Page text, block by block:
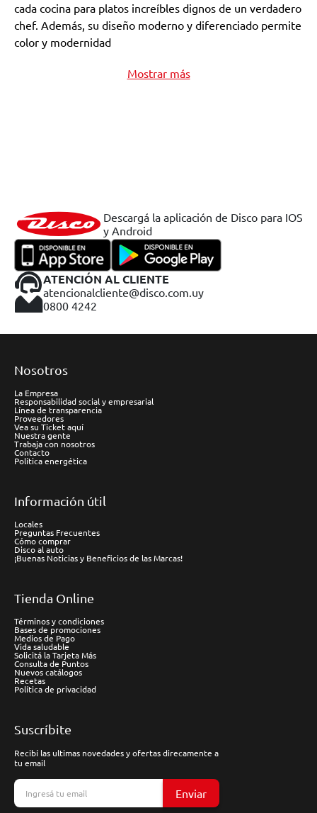
cada cocina para platos increíbles dignos de un verdadero
chef. Además, su diseño moderno y diferenciado permite
color y modernidad
Mostrar más
Descargá la aplicación de Disco para IOS
y Android
ATENCIÓN AL CLIENTE
atencionalcliente@disco.com.uy
0800 4242
Nosotros
La Empresa
Responsabilidad social y empresarial
Línea de transparencia
Proveedores
Vea su Ticket aquí
Nuestra gente
Trabaja con nosotros
Contacto
Política energética
Información útil
Locales
Preguntas Frecuentes
Cómo comprar
Disco al auto
¡Buenas Noticias y Beneficios de las Marcas!
Tienda Online
Términos y condiciones
Bases de promociones
Medios de Pago
Vida saludable
Solicitá la Tarjeta Más
Consulta de Puntos
Nuevos catálogos
Recetas
Política de privacidad
Suscríbite
Recibí las ultimas novedades y ofertas direcamente a
tu email
Enviar